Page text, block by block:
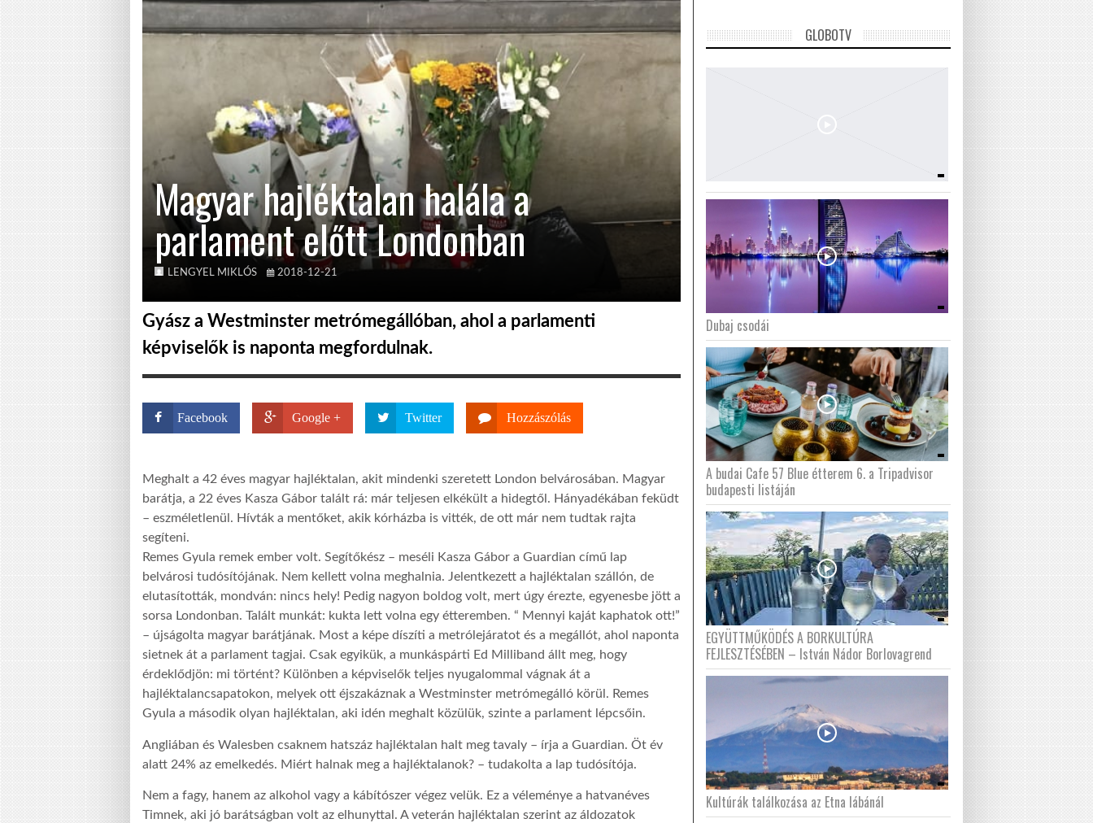
Magyar hajléktalan halála a
parlament előtt Londonban
LENGYEL MIKLÓS 2018-12-21
Gyász a Westminster metrómegállóban, ahol a parlamenti
képviselők is naponta megfordulnak.
Facebook Google + Twitter Hozzászólás
Meghalt a 42 éves magyar hajléktalan, akit mindenki szeretett London belvárosában. Magyar
barátja, a 22 éves Kasza Gábor talált rá: már teljesen elkékült a hidegtől. Hányadékában feküdt
– eszméletlenül. Hívták a mentőket, akik kórházba is vitték, de ott már nem tudtak rajta
segíteni.
Remes Gyula remek ember volt. Segítőkész – meséli Kasza Gábor a Guardian című lap
belvárosi tudósítójának. Nem kellett volna meghalnia. Jelentkezett a hajléktalan szállón, de
elutasították, mondván: nincs hely! Pedig nagyon boldog volt, mert úgy érezte, egyenesbe jött a
sorsa Londonban. Talált munkát: kukta lett volna egy étteremben. “ Mennyi kaját kaphatok ott!”
– újságolta magyar barátjának. Most a képe díszíti a metrólejáratot és a megállót, ahol naponta
sietnek át a parlament tagjai. Csak egyikük, a munkáspárti Ed Milliband állt meg, hogy
érdeklődjön: mi történt? Különben a képviselők teljes nyugalommal vágnak át a
hajléktalancsapatokon, melyek ott éjszakáznak a Westminster metrómegálló körül. Remes
Gyula a második olyan hajléktalan, aki idén meghalt közülük, szinte a parlament lépcsőin.
Angliában és Walesben csaknem hatszáz hajléktalan halt meg tavaly – írja a Guardian. Öt év
alatt 24% az emelkedés. Miért halnak meg a hajléktalanok? – tudakolta a lap tudósítója.
Nem a fagy, hanem az alkohol vagy a kábítószer végez velük. Ez a véleménye a hatvanéves
Timnek, aki jó barátságban volt az elhunyttal. A veterán hajléktalan szerint az áldozatok
GLOBOTV
Dubaj csodái
A budai Cafe 57 Blue étterem 6. a Tripadvisor
budapesti listáján
EGYÜTTMŰKÖDÉS A BORKULTÚRA
FEJLESZTÉSÉBEN – István Nádor Borlovagrend
Kultúrák találkozása az Etna lábánál